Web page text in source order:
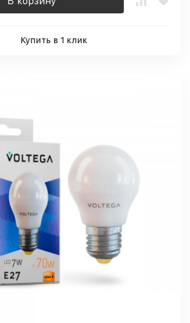
Купить в 1 клик